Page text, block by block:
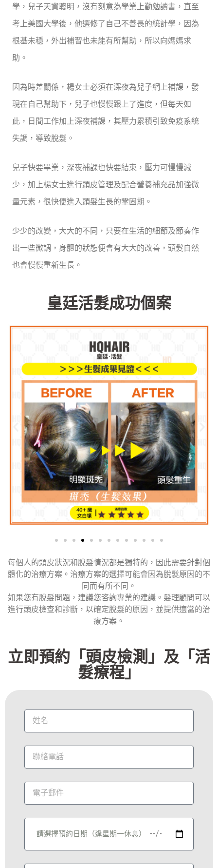
學，兒子天資聰明，沒有刻意為學業上勤勉讀書，直至
考上美國大學後，他選修了自己不善長的統計學，因為
根基未穩，外出補習也未能有所幫助，所以向媽媽求
助。
因為時差關係，楊女士必須在深夜為兒子網上補課，發
現在自己幫助下，兒子也慢慢跟上了進度，但每天如
此，日間工作加上深夜補課，其壓力累積引致免疫系統
失調，導致脫髮。
兒子快要畢業，深夜補課也快要結束，壓力可慢慢減
少，加上楊女士進行頭皮管理及配合營養補充品加強微
量元素，很快便進入頭髮生長的鞏固期。
少少的改變，大大的不同，只要在生活的細節及節奏作
出一些微調，身體的狀態便會有大大的改善，頭髮自然
也會慢慢重新生長。
皇廷活髮成功個案
每個人的頭皮狀況和脫髮情況都是獨特的，因此需要針對個
體化的治療方案。治療方案的選擇可能會因為脫髮原因的不
同而有所不同。
如果您有脫髮問題，建議您咨詢專業的建議。髮理顧問可以
進行頭皮檢查和診斷，以確定脫髮的原因，並提供適當的治
療方案。
立即預約「頭皮檢測」及「活
髮療程」